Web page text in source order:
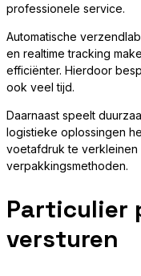
professionele service.
Automatische
en realtime tracking
efficiënter. Hierdoor
ook veel tijd.
Daarnaast speelt
logistieke oplossingen
voetafdruk te
verpakkingsmethoden.
Particulier
versturen